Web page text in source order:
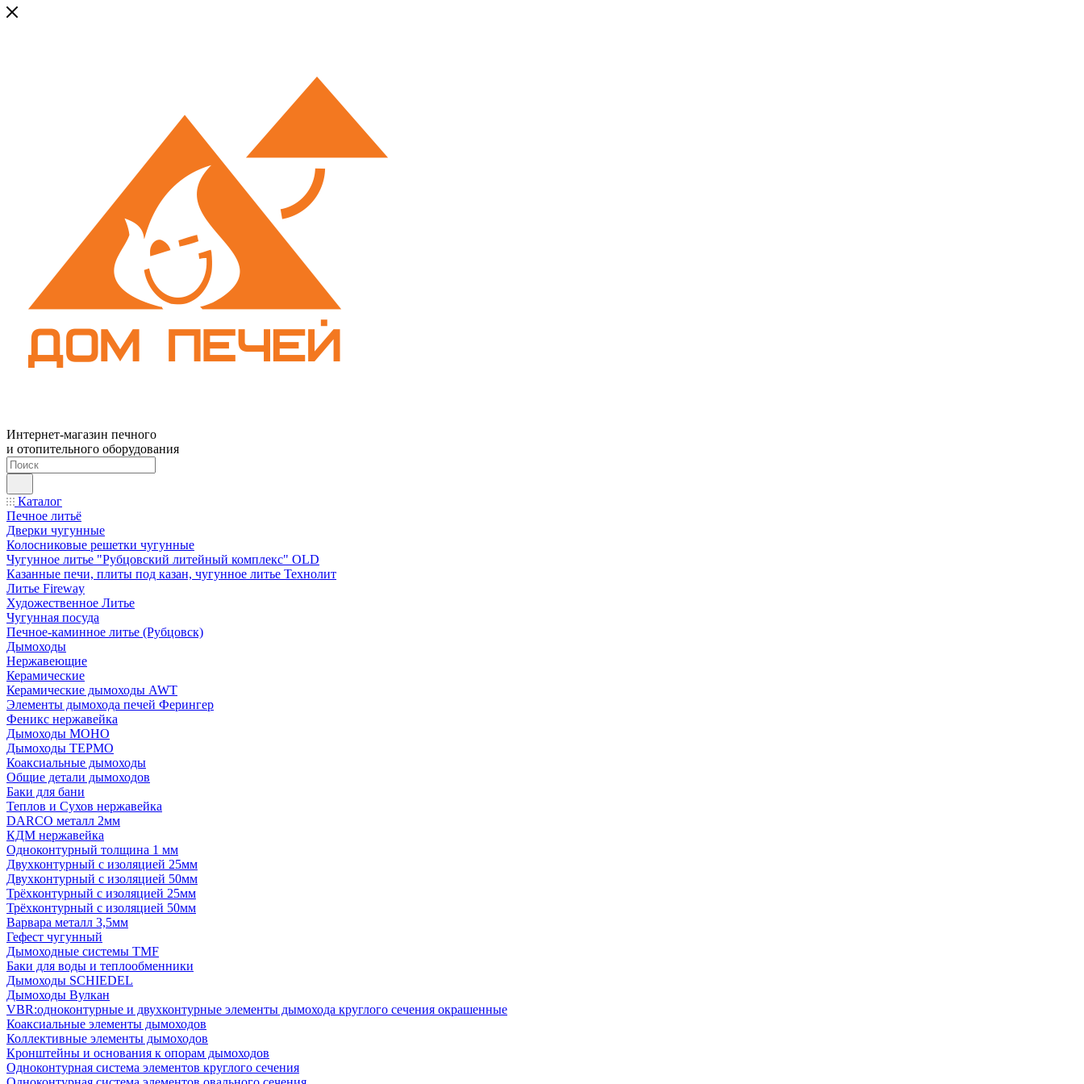
Интернет-магазин печного
и отопительного оборудования
Каталог
Печное литьё
Дверки чугунные
Колосниковые решетки чугунные
Чугунное литье "Рубцовский литейный комплекс" OLD
Казанные печи, плиты под казан, чугунное литье Технолит
Литье Fireway
Художественное Литье
Чугунная посуда
Печное-каминное литье (Рубцовск)
Дымоходы
Нержавеющие
Керамические
Керамические дымоходы AWT
Элементы дымохода печей Ферингер
Феникс нержавейка
Дымоходы МОНО
Дымоходы ТЕРМО
Коаксиальные дымоходы
Общие детали дымоходов
Баки для бани
Теплов и Сухов нержавейка
DARCO металл 2мм
КДМ нержавейка
Одноконтурный толщина 1 мм
Двухконтурный с изоляцией 25мм
Двухконтурный с изоляцией 50мм
Трёхконтурный с изоляцией 25мм
Трёхконтурный с изоляцией 50мм
Варвара металл 3,5мм
Гефест чугунный
Дымоходные системы TMF
Баки для воды и теплообменники
Дымоходы SCHIEDEL
Дымоходы Вулкан
VBR:одноконтурные и двухконтурные элементы дымохода круглого сечения окрашенные
Коаксиальные элементы дымоходов
Коллективные элементы дымоходов
Кронштейны и основания к опорам дымоходов
Одноконтурная система элементов круглого сечения